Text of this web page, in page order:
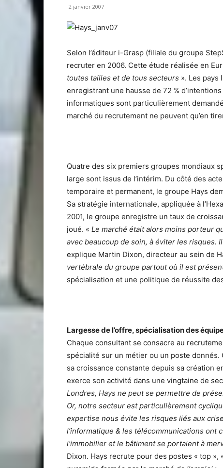
2 janvier 2007
Selon l’éditeur i-Grasp (filiale du groupe
recruter en 2006. Cette étude réalisée en
toutes tailles et de tous secteurs ». Les pays
enregistrant une hausse de 72 %
informatiques sont particulièrement
marché du recrutement ne peuvent qu’en
Quatre des six premiers groupes mondiaux
large sont issus de l’intérim. Du côté des
temporaire et permanent, le groupe Hays
Sa stratégie internationale, appliquée à
2001, le groupe enregistre un taux de
joué. « Le marché était alors moins porteur
avec beaucoup de soin, à éviter les risques.
explique Martin Dixon, directeur au sein de
vertébrale du groupe partout où il est
spécialisation et une politique de réussite
Largesse de l’offre, spécialisation des
Chaque consultant se consacre au
spécialité sur un métier ou un poste donnés.
sa croissance constante depuis sa création
exerce son activité dans une vingtaine de
Londres, Hays ne peut se permettre de
Or, notre secteur est particulièrement
expertise nous évite les risques liés aux
l’informatique & les télécommunications ont
l’immobilier et le bâtiment se portaient à
Dixon. Hays recrute pour des postes « top »,